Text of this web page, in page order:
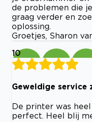
de problemen die
graag verder en
oplossing.
Groetjes, Sharon
10
Geweldige service
De printer was
perfect. Heel blij